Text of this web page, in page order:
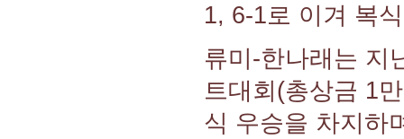
1, 6-1로 이겨 복
류미-한나래는 지
트대회(총상금 1
식 우승을 차지하